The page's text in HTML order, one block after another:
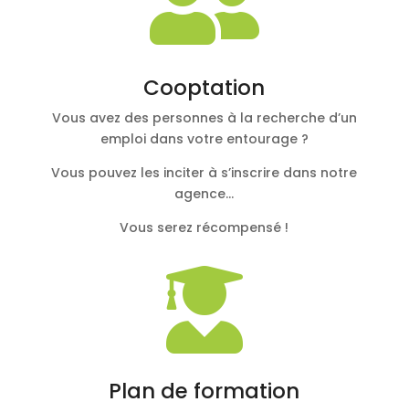
Cooptation
Vous avez des personnes à la recherche d’un
emploi dans votre entourage ?
Vous pouvez les inciter à s’inscrire dans notre
agence…
Vous serez récompensé !

Plan de formation